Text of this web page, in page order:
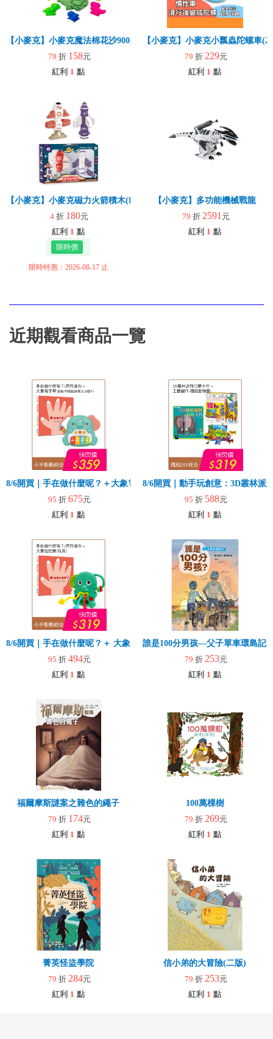
【小麥克】小麥克魔法棉花沙900g (大桶裝)
79 折 158元
紅利 1 點
【小麥克】小麥克小瓢蟲陀螺車(2
79 折 229元
紅利 1 點
【小麥克】小麥克磁力火箭積木(B款)
4 折 180元
紅利 1 點
限時特惠：2026-08-17 止
【小麥克】多功能機械戰龍
79 折 2591 元
紅利 1 點
近期觀看商品一覽
8/6開買｜手在做什麼呢？＋大象電子琴
95 折 675元
紅利 1 點
8/6開買｜動手玩創意：3D叢林派
95 折 588元
紅利 1 點
8/6開買｜手在做什麼呢？＋ 大象拉拉樂(玩具)
95 折 494元
紅利 1 點
誰是100分男孩—父子單車環島記
79 折 253元
紅利 1 點
福爾摩斯謎案之雜色的繩子
79 折 174元
紅利 1 點
100萬棵樹
79 折 269元
紅利 1 點
菁英怪盜學院
79 折 284元
紅利 1 點
信小弟的大冒險(二版)
79 折 253元
紅利 1 點